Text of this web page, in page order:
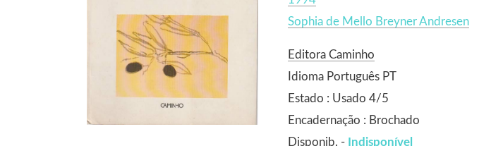
Sophia de Mello Breyner Andresen
Editora Caminho
Idioma Português PT
Estado : Usado 4/5
Encadernação : Brochado
Disponib. - Indisponível